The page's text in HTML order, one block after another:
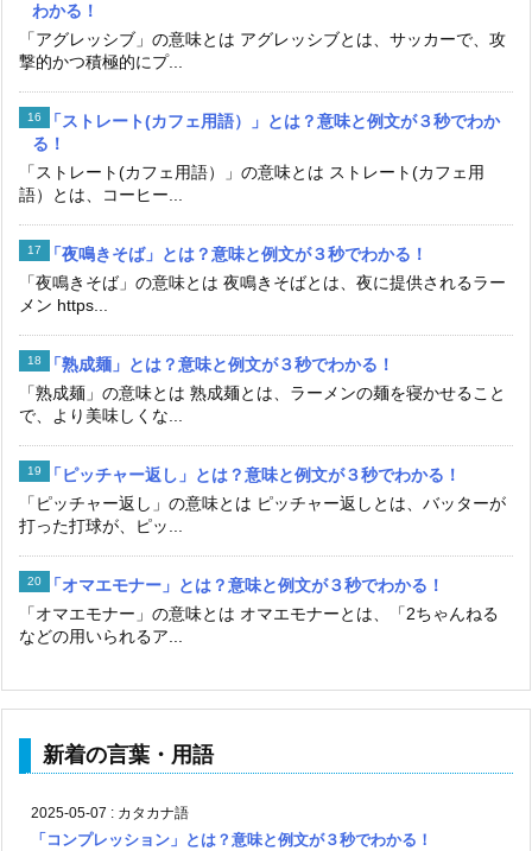
わかる！
「アグレッシブ」の意味とは アグレッシブとは、サッカーで、攻
撃的かつ積極的にプ...
「ストレート(カフェ用語）」とは？意味と例文が３秒でわか
る！
「ストレート(カフェ用語）」の意味とは ストレート(カフェ用
語）とは、コーヒー...
「夜鳴きそば」とは？意味と例文が３秒でわかる！
「夜鳴きそば」の意味とは 夜鳴きそばとは、夜に提供されるラー
メン https...
「熟成麺」とは？意味と例文が３秒でわかる！
「熟成麺」の意味とは 熟成麺とは、ラーメンの麺を寝かせること
で、より美味しくな...
「ピッチャー返し」とは？意味と例文が３秒でわかる！
「ピッチャー返し」の意味とは ピッチャー返しとは、バッターが
打った打球が、ピッ...
「オマエモナー」とは？意味と例文が３秒でわかる！
「オマエモナー」の意味とは オマエモナーとは、「2ちゃんねる
などの用いられるア...
新着の言葉・用語
2025-05-07 : カタカナ語
「コンプレッション」とは？意味と例文が３秒でわかる！